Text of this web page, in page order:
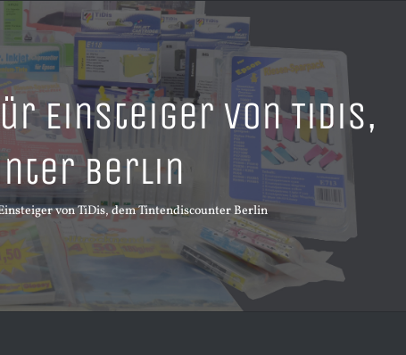
Einsteiger von TiDis,
Berlin
von TiDis, dem Tintendiscounter Berlin